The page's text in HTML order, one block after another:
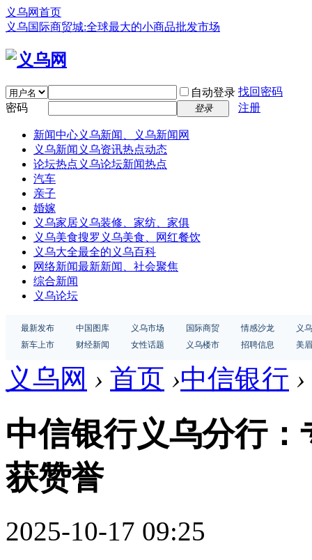
义乌网首页
义乌国际商贸城:全球最大的小商品批发市场
自动登录 找回密码
密码
登录 注册
新闻中心义乌新闻、义乌新闻网
义乌新闻 义乌资讯热点动态
论坛热点 义乌论坛新闻热点
汽车
亲子
婚嫁
义乌家居义乌装修、家纺、家俱
义乌美食搜罗义乌美食、网红餐饮
义乌大全最全的义乌百科
网络新闻最新新闻、社会聚焦
综合新闻
义乌论坛
最新发布 中国图库 义乌市场 国际商贸 情感沙龙
义
新车上市
财经新闻 女性话题 义乌楼市 招聘信息 美
义乌网 › 首页 ›中信银行 ›
中信银行义乌分行
获赞誉
2025-10-17 09:25